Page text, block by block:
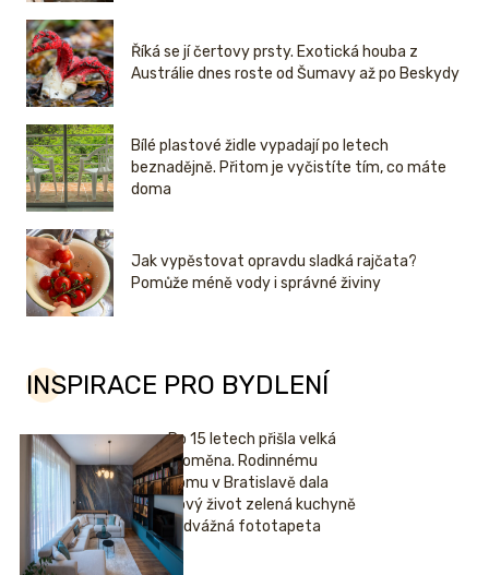
Říká se jí čertovy prsty. Exotická houba z
Austrálie dnes roste od Šumavy až po Beskydy
Bílé plastové židle vypadají po letech
beznadějně. Přitom je vyčistíte tím, co máte
doma
Jak vypěstovat opravdu sladká rajčata?
Pomůže méně vody i správné živiny
INSPIRACE PRO BYDLENÍ
Po 15 letech přišla velká
proměna. Rodinnému
domu v Bratislavě dala
nový život zelená kuchyně
i odvážná fototapeta